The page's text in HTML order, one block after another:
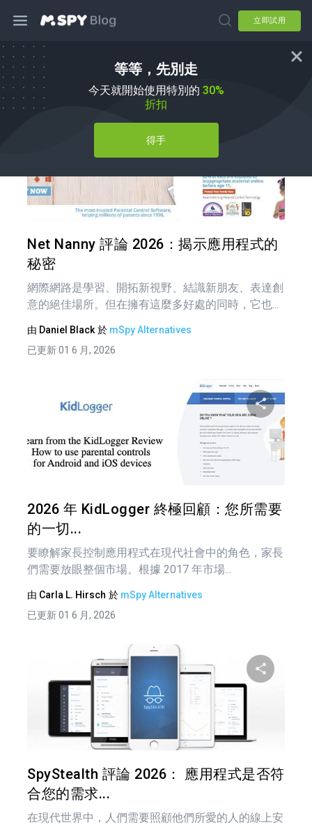
立即試用
等等，先別走
今天就開始使用特別的 30%
折扣
得手
mSpy 替代品
Net Nanny 評論 2026：揭示應用程式的
秘密
網際網路是學習、開拓新視野、結識新朋友、表達創
意的絕佳場所。但在擁有這麼多好處的同時，它也...
由 Daniel Black 於 mSpy Alternatives
已更新 01 6 月, 2026
分
2026 年 KidLogger 終極回顧：您所需要
的一切...
要瞭解家長控制應用程式在現代社會中的角色，家長
們需要放眼整個市場。根據 2017 年市場...
由 Carla L. Hirsch 於 mSpy Alternatives
已更新 01 6 月, 2026
SpyStealth 評論 2026： 應用程式是否符
合您的需求...
在現代世界中，人們需要照顧他們所愛的人的線上安